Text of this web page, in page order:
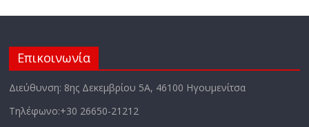
Επικοινωνία
Διεύθυνση: 8ης Δεκεμβρίου 5Α, 46100 Ηγουμενίτσα
Τηλέφωνο:+30 26650-21212